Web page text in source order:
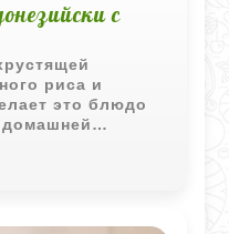
с
риса и
это блюдо
домашней
вкусов